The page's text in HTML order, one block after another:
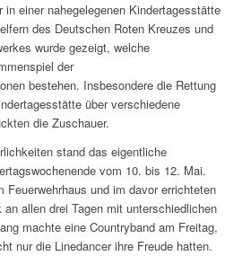
in einer nahegelegenen Kindertagesstätte
des Deutschen Roten Kreuzes und
wurde gezeigt, welche
der
bestehen. Insbesondere die Rettung
über verschiedene
die Zuschauer.
stand das eigentliche
vom 10. bis 12. Mai.
Feuerwehrhaus und im davor errichteten
allen drei Tagen mit unterschiedlichen
machte eine Countryband am Freitag,
nur die Linedancer ihre Freude hatten.